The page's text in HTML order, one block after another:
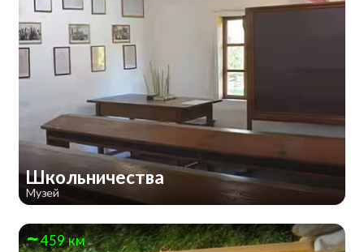
Школьничества
Музей
459 км